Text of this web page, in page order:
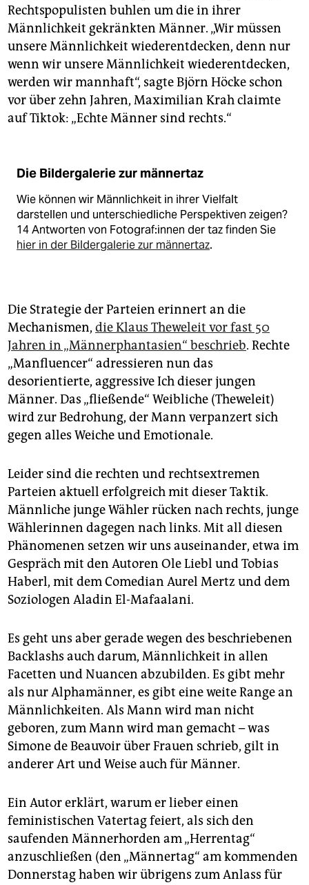
Rechtspopulisten buhlen um die in ihrer
Männlichkeit gekränkten Männer. „Wir müssen
unsere Männlichkeit wiederentdecken, denn nur
wenn wir unsere Männlichkeit wiederentdecken,
werden wir mannhaft“, sagte Björn Höcke schon
vor über zehn Jahren, Maximilian Krah claimte
auf Tiktok: „Echte Männer sind rechts.“
Die Bildergalerie zur männertaz
Wie können wir Männlichkeit in ihrer Vielfalt
darstellen und unterschiedliche Perspektiven zeigen?
14 Antworten von Fo­to­gra­f:in­nen der taz finden Sie
hier in der Bildergalerie zur männertaz.
Die Strategie der Parteien erinnert an die
Mechanismen, die Klaus Theweleit vor fast 50
Jahren in „Männerphantasien“ beschrieb. Rechte
„Manfluencer“ adressieren nun das
desorientierte, aggressive Ich dieser jungen
Männer. Das „fließende“ Weibliche (Theweleit)
wird zur Bedrohung, der Mann verpanzert sich
gegen alles Weiche und Emotionale.
Leider sind die rechten und rechtsextremen
Parteien aktuell erfolgreich mit dieser Taktik.
Männliche junge Wähler rücken nach rechts, junge
Wählerinnen dagegen nach links. Mit all diesen
Phänomenen setzen wir uns auseinander, etwa im
Gespräch mit den Autoren Ole Liebl und Tobias
Haberl, mit dem Comedian Aurel Mertz und dem
Soziologen Aladin El-Mafaalani.
Es geht uns aber gerade wegen des beschriebenen
Backlashs auch darum, Männlichkeit in allen
Facetten und Nuancen abzubilden. Es gibt mehr
als nur Alphamänner, es gibt eine weite Range an
Männlichkeiten. Als Mann wird man nicht
geboren, zum Mann wird man gemacht – was
Simone de Beauvoir über Frauen schrieb, gilt in
anderer Art und Weise auch für Männer.
Ein Autor erklärt, warum er lieber einen
feministischen Vatertag feiert, als sich den
saufenden Männerhorden am „Herrentag“
anzuschließen (den „Männertag“ am kommenden
Donnerstag haben wir übrigens zum Anlass für